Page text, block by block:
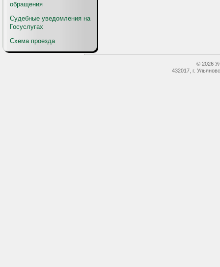
обращения
Судебные уведомления на
Госуслугах
Схема проезда
© 2026
432017, г.